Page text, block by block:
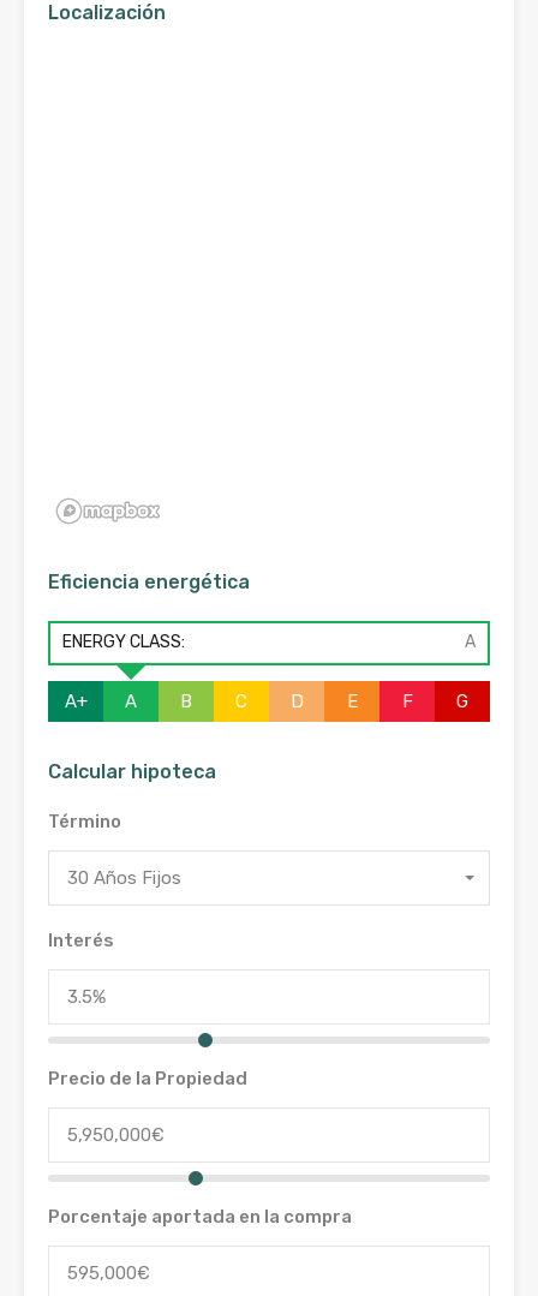
Localización
Eficiencia energética
ENERGY CLASS: A
A+ A B C D E F G
Calcular hipoteca
Término
30 Años Fijos
Interés
Precio de la Propiedad
Porcentaje aportada en la compra